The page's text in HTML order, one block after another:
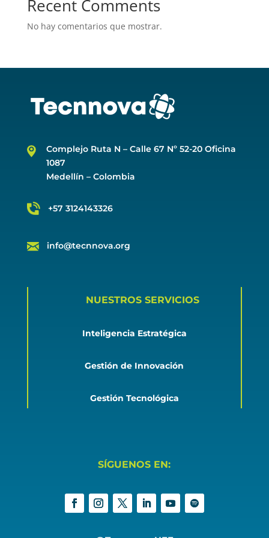
Recent Comments
No hay comentarios que mostrar.
Complejo Ruta N – Calle 67 Nº 52-20 Oficina
1087
Medellín – Colombia
+57 3124143326
info@tecnnova.org
NUESTROS SERVICIOS
Inteligencia Estratégica
Gestión de Innovación
Gestión Tecnológica
SÍGUENOS EN: